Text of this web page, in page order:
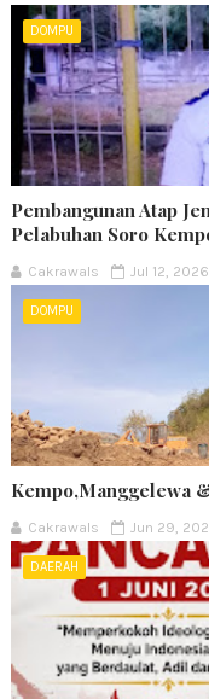
DOMPU
Pembangunan Atap
Pelabuhan Soro
Cakrawals Jul 12, 2026
DOMPU
Kempo,Manggelewa
Cakrawals Jun 29,
DAERAH